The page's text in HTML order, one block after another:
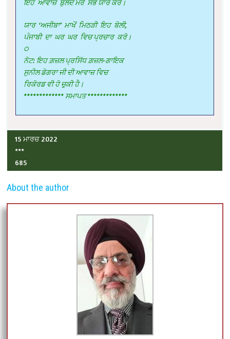
ਇਹ ਆਵਾਜ਼ ਬੁਲੰਦ ਮੇਰੇ ਸਭ ਯਾਰ ਕਰੋ।
ਯਾਰ ‘ਅਜੀਬਾ’ ਮਾਖੋਂ ਮਿਠੜੀ ਇਹ ਬੋਲੀ,
ਪੰਜਾਬੀ ਦਾ ਘਰ ਘਰ ਵਿਚ ਪ੍ਰਚਾਰ ਕਰੋ।
੦
ਨੋਟ: ਇਹ ਗ਼ਜ਼ਲ ਪ੍ਰਸਿੱਧ ਗ਼ਜ਼ਲ-ਗਾਇਕ
ਸੁਨੀਲ ਡੋਗਰਾ ਜੀ ਦੀ ਆਵਾਜ਼ ਵਿਚ
ਰਿਕੋਰਡ ਵੀ ਹੋ ਚੁਕੀ ਹੈ।
************* ਸਮਾਪਤ *************
15 ਮਾਰਚ 2022
***
685
About the author